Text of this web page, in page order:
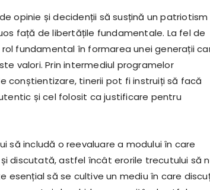
opinie și decidenții să susțină un patriotism
față de libertățile fundamentale. La fel de
fundamental în formarea unei generații
valori. Prin intermediul programelor
conștientizare, tinerii pot fi instruiți să facă
și cel folosit ca justificare pentru
să includă o reevaluare a modului în care
discutată, astfel încât erorile trecutului să
esențial să se cultive un mediu în care